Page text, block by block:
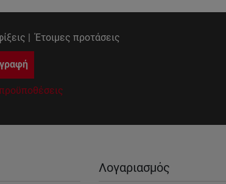
| Έτοιμες προτάσεις
Λογαριασμός